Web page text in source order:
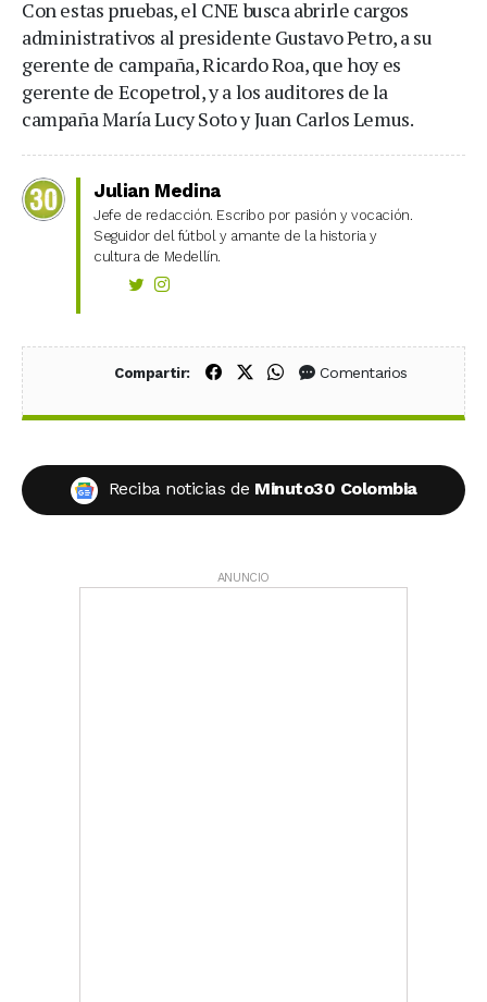
Con estas pruebas, el CNE busca abrirle cargos
administrativos al presidente Gustavo Petro, a su
gerente de campaña, Ricardo Roa, que hoy es
gerente de Ecopetrol, y a los auditores de la
campaña María Lucy Soto y Juan Carlos Lemus.
Julian Medina
Jefe de redacción. Escribo por pasión y vocación.
Seguidor del fútbol y amante de la historia y
cultura de Medellín.
Compartir: Compartir en Facebook
Compartir en X (Twitter)
Compartir en WhatsApp
Comentarios
Reciba noticias de Minuto30 Colombia
ANUNCIO